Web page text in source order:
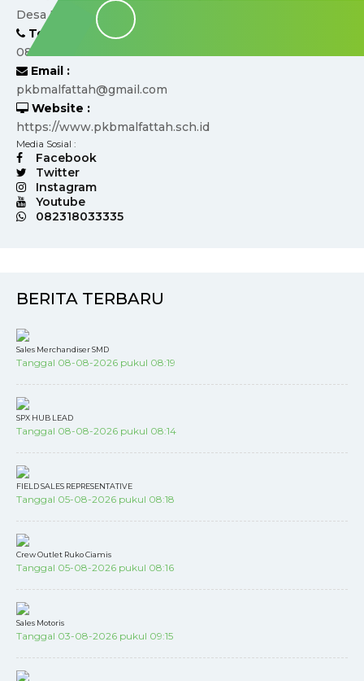
Desa Kalimanggis Kecamatan Manonjaya
Telepon :
082318033335
Email :
pkbmalfattah@gmail.com
Website :
https://www.pkbmalfattah.sch.id
Media Sosial :
Facebook
Twitter
Instagram
Youtube
082318033335
BERITA TERBARU
Sales Merchandiser SMD
Tanggal 08-08-2026 pukul 08:19
SPX HUB LEAD
Tanggal 08-08-2026 pukul 08:14
FIELD SALES REPRESENTATIVE
Tanggal 05-08-2026 pukul 08:18
Crew Outlet Ruko Ciamis
Tanggal 05-08-2026 pukul 08:16
Sales Motoris
Tanggal 03-08-2026 pukul 09:15